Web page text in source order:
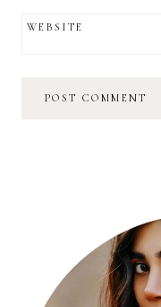
WEBSITE